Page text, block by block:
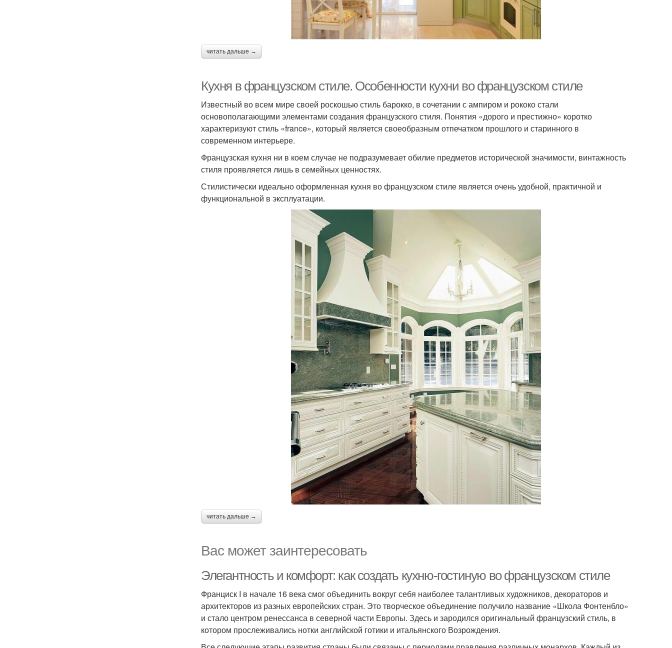
читать дальше →
Кухня в французском стиле. Особенности кухни во французском стиле
Известный во всем мире своей роскошью стиль барокко, в сочетании с ампиром и рококо стали
основополагающими элементами создания французского стиля. Понятия «дорого и престижно» коротко
характеризуют стиль «france», который является своеобразным отпечатком прошлого и старинного в
современном интерьере.
Французская кухня ни в коем случае не подразумевает обилие предметов исторической значимости, винтажность
стиля проявляется лишь в семейных ценностях.
Стилистически идеально оформленная кухня во французском стиле является очень удобной, практичной и
функциональной в эксплуатации.
читать дальше →
Вас может заинтересовать
Элегантность и комфорт: как создать кухню-гостиную во французском стиле
Франциск I в начале 16 века смог объединить вокруг себя наиболее талантливых художников, декораторов и
архитекторов из разных европейских стран. Это творческое объединение получило название «Школа Фонтенбло»
и стало центром ренессанса в северной части Европы. Здесь и зародился оригинальный французский стиль, в
котором прослеживались нотки английской готики и итальянского Возрождения.